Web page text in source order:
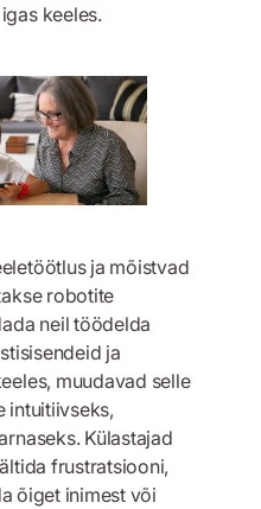
keeles.
ja mõistvad
robotite
neil töödelda
ja
muudavad selle
intuitiivseks,
Külastajad
frustratsiooni,
õiget inimest või